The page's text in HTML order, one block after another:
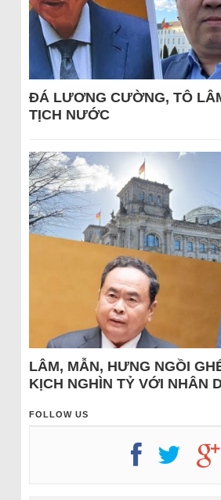
ĐÁ LƯƠNG CƯỜNG, TÔ
TỊCH NƯỚC
LÂM, MẪN, HƯNG NGỒI
KỊCH NGHÌN TỶ VỚI NHÂN
FOLLOW US